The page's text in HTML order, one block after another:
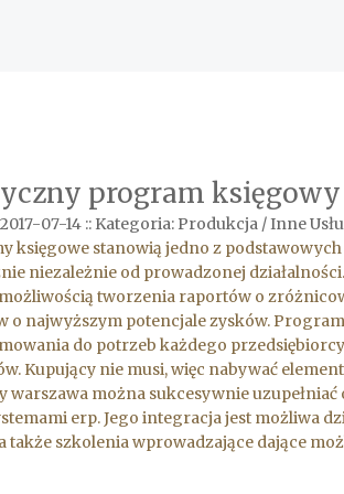
program
07-14 :: Kategoria: Produkcja / Inne
księgowe stanowią jedno z
niezależnie od prowadzonej
tworzenia raportów o
o najwyższym potencjale zysków.
do potrzeb każdego
Kupujący nie musi, więc nabywać
warszawa można sukcesywnie
erp. Jego integracja jest możliwa
także szkolenia wprowadzające dające